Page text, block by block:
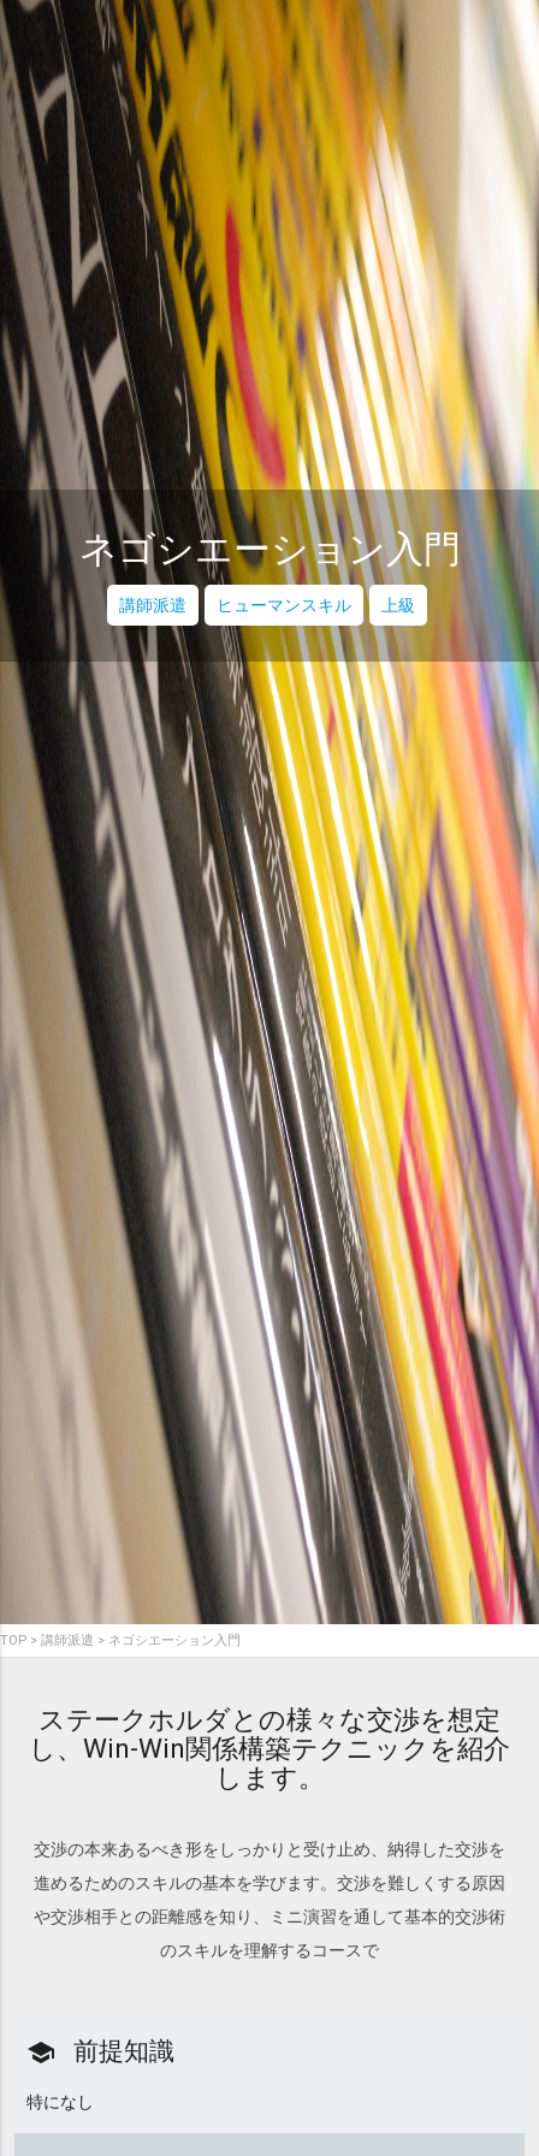
ネゴシエーション入門
講師派遣 ヒューマンスキル 上級
TOP 講師派遣 ネゴシエーション入門
ステークホルダとの様々な交渉を想定
し、Win-Win関係構築テクニックを紹介
します。
交渉の本来あるべき形をしっかりと受け止め、納得した交渉を
進めるためのスキルの基本を学びます。交渉を難しくする原因
や交渉相手との距離感を知り、ミニ演習を通して基本的交渉術
のスキルを理解するコースで
school 前提知識
特になし